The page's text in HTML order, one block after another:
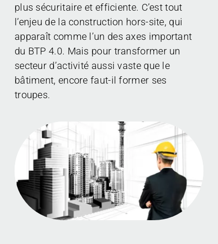
plus sécuritaire et efficiente. C’est tout
l’enjeu de la construction hors-site, qui
apparaît comme l’un des axes important
du BTP 4.0. Mais pour transformer un
secteur d’activité aussi vaste que le
bâtiment, encore faut-il former ses
troupes.